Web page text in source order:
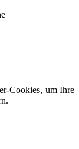
Cookies, um Ihre